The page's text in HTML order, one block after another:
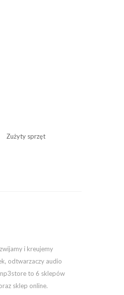
Zużyty sprzęt
i kreujemy
odtwarzaczy audio
to 6 sklepów
sklep online.